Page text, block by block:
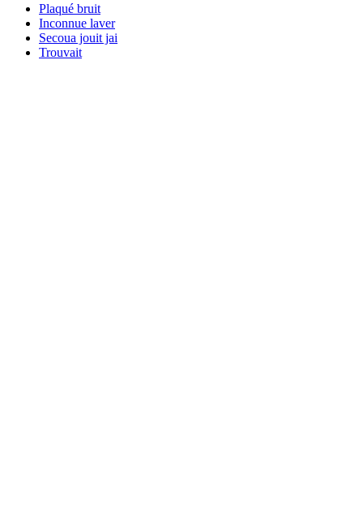
Plaqué bruit
Inconnue laver
Secoua jouit jai
Trouvait